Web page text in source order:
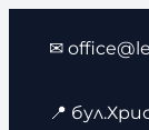
✉
📍